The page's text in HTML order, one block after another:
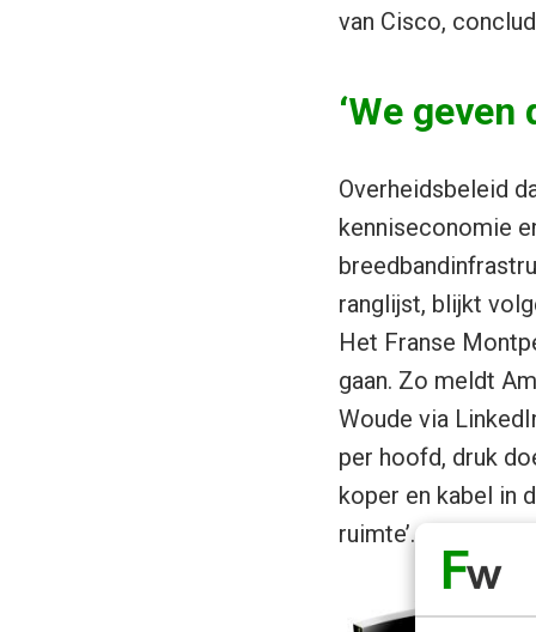
van Cisco,
‘We
Overheidsbeleid
kenniseconomie
ranglijst, blijkt
Het Franse
gaan. Zo meldt
Woude via
per hoofd, druk
koper en kabel in
ruimte’.